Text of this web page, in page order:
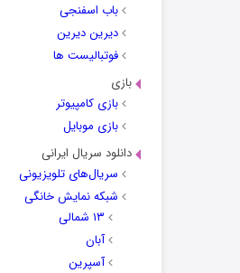
باب اسفنجی
دیرین دیرین
فوتبالیست ها
بازی
بازی کامپیوتر
بازی موبایل
دانلود سریال ایرانی
سریال‌های تلویزیونی
شبکه نمایش خانگی
۱۳ شمالی
آبان
آسپرین